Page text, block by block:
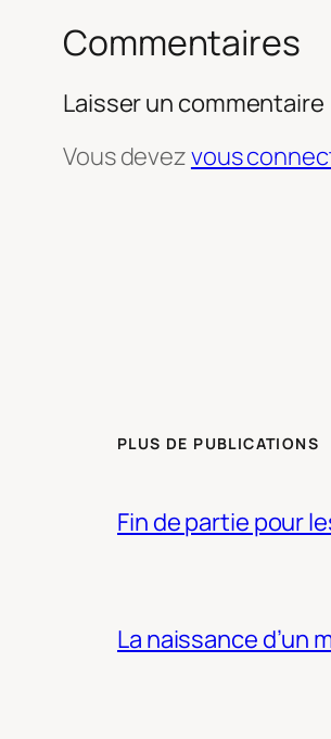
Commentaires
Laisser un commentaire
Vous devezvous
PLUS DE PUBLICATIONS
Fin de partie pour
La naissance d’un